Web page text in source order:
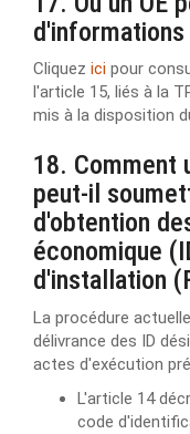
d'informations
Cliquez ici pour
l'article 15, liés à la
mis à la disposition
18. Comment
peut-il
d'obtention
économique
d'installation
La procédure
délivrance des ID
actes d'exécution
L'article 14
code